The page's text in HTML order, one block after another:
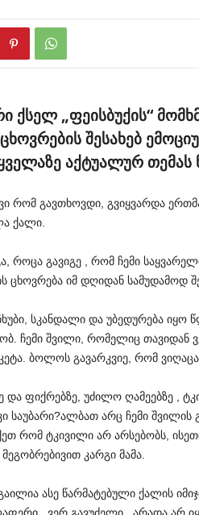
ქსელ „ფეისბუქის“
შესახებ
აქტუალურ თემას
რომ გავთხოვდი, გვიყვარდა
ქალი.
როცა გავიგე , რომ ჩემი
ცხოვრება იმ დღიდან სამუდამოდ
სკანდალი და უბედურება იყო
ჩემი შვილი, რომელიც თავიდან
ბოლოს გავარკვიე, რომ
და ფიქრებზე, უძილო ღამეებზე ,
საუბარი?ალბათ არც ჩემი
რომ ტკივილი არ არსებობს,
კარგი მამა.
ასე წარმატებული ქალის